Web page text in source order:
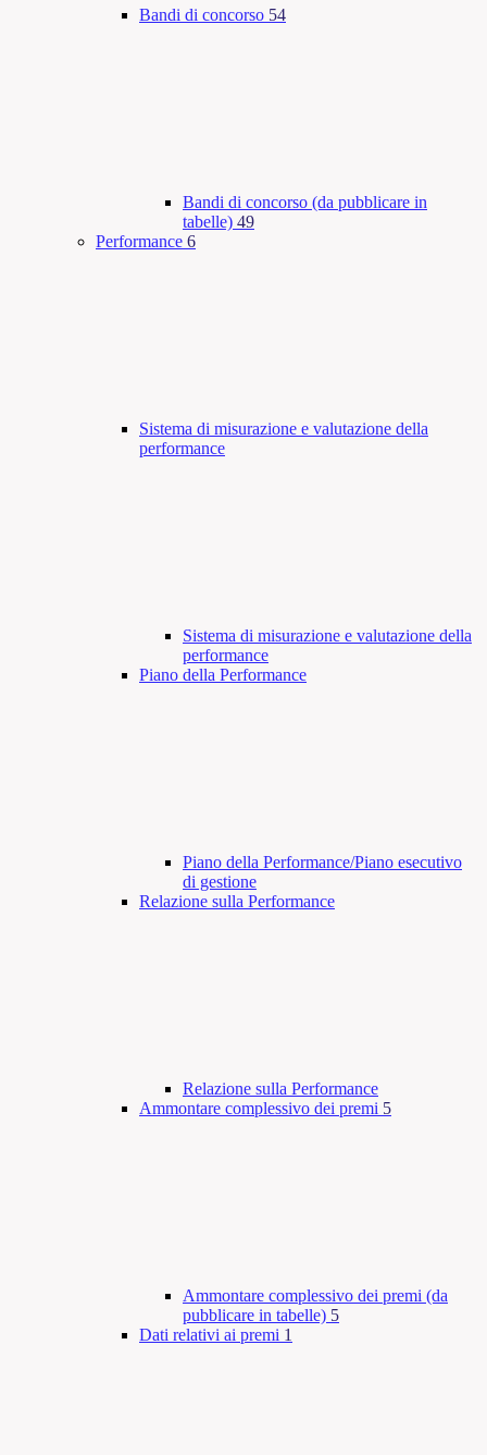
Bandi di concorso 54
Bandi di concorso (da pubblicare in
tabelle) 49
Performance 6
Sistema di misurazione e valutazione della
performance
Sistema di misurazione e valutazione della
performance
Piano della Performance
Piano della Performance/Piano esecutivo
di gestione
Relazione sulla Performance
Relazione sulla Performance
Ammontare complessivo dei premi 5
Ammontare complessivo dei premi (da
pubblicare in tabelle) 5
Dati relativi ai premi 1